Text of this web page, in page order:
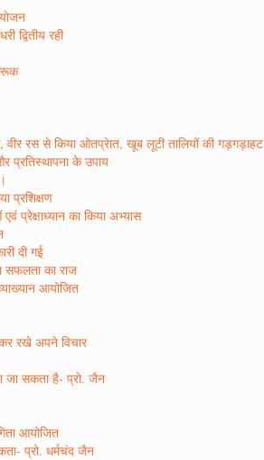
द्वितीय रही
वीर रस से किया ओतप्रेात, खूब लूटी तालियों की गड़गड़ाहट
प्रतिस्थापना के उपाय
प्रशिक्षण
प्रेक्षाध्यान का किया अभ्यास
दी गई
सफलता का राज
आयोजित
रखे अपने विचार
जा सकता है- प्रो. जैन
आयोजित
प्रो. धर्मचंद जैन